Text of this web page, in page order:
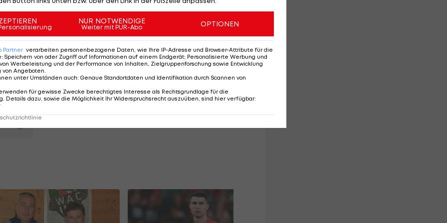
gibt er unmissverständlich zu Protokoll:
wenn sie mir das Bein brechen, komme ich zurück und
NUR NOTWENDIGE
Weiter mit PUR-Abo OPTIONEN
Partner verarbeiten personenbezogene Daten, wie Ihre IP-Adresse und Browser-Attribute für die
: Speichern von oder Zugriff auf Informationen auf einem Endgerät; Personalisierte Werbung und
Werbeleistung und der Performance von Inhalten, Zielgruppenforschung sowie Entwicklung
von Angeboten
unter Umständen auch: Genaue Standortdaten und Identifikation durch Scannen von
für gewisse Zwecke berechtigtes Interesse als Rechtsgrundlage für die
Details dazu, sowie die Möglichkeit Ihr Widerspruchsrecht auszuüben, sind hier verfügbar: